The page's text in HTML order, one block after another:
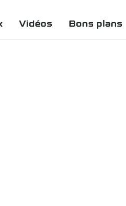
Vidéos Bons plans